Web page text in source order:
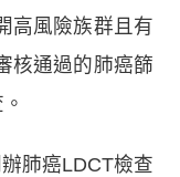
高風險族群且有
核通過的肺癌篩
肺癌LDCT檢查